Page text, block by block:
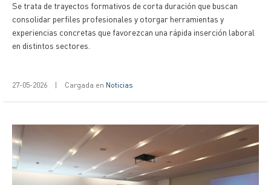
Se trata de trayectos formativos de corta duración que buscan
consolidar perfiles profesionales y otorgar herramientas y
experiencias concretas que favorezcan una rápida inserción laboral
en distintos sectores.
27-05-2026 | Cargada en Noticias